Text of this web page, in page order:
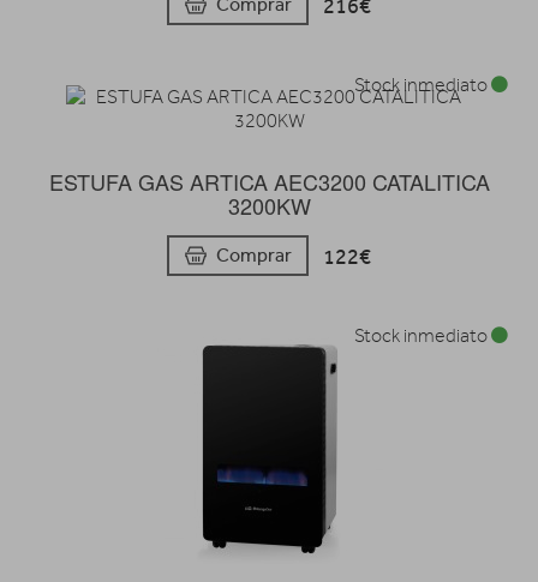
216€
ESTUFA GAS ARTICA AEC3200 CATALITICA
3200KW
Comprar 122€
Stock inmediato
Stock inmediato